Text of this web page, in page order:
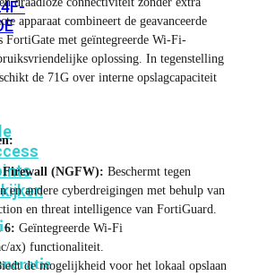
apparaat combineert de geavanceerde
FortiGate met geïntegreerde Wi-Fi-
oplossing. In tegenstelling
de 71G over interne opslagcapaciteit
Firewall (NGFW): Beschermt tegen
en andere cyberdreigingen met behulp van
en threat intelligence van FortiGuard.
6: Geïntegreerde Wi-Fi
ax) functionaliteit.
de mogelijkheid voor het lokaal opslaan